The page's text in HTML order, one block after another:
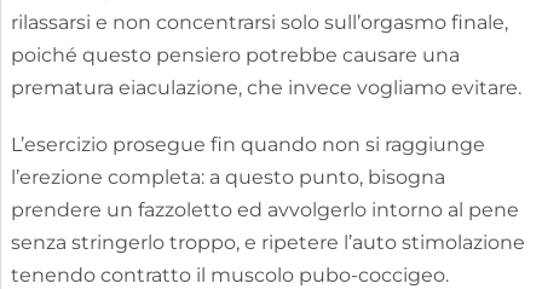
rilassarsi e non concentrarsi solo sull’orgasmo finale,
poiché questo pensiero potrebbe causare una
prematura eiaculazione, che invece vogliamo evitare.
L’esercizio prosegue fin quando non si raggiunge
l’erezione completa: a questo punto, bisogna
prendere un fazzoletto ed avvolgerlo intorno al pene
senza stringerlo troppo, e ripetere l’auto stimolazione
tenendo contratto il muscolo pubo-coccigeo.